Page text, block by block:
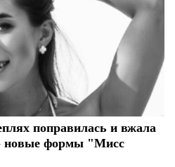
поправилась и вжала
новые формы "Мисс